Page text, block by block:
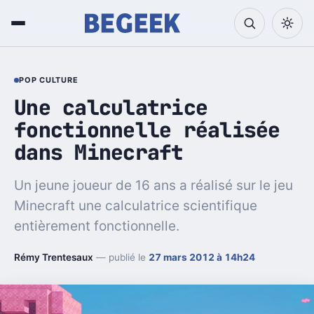
POP CULTURE
Une calculatrice
fonctionnelle réalisée
dans Minecraft
Un jeune joueur de 16 ans a réalisé sur le jeu
Minecraft une calculatrice scientifique
entièrement fonctionnelle.
Rémy Trentesaux — publié le 27 mars 2012 à 14h24